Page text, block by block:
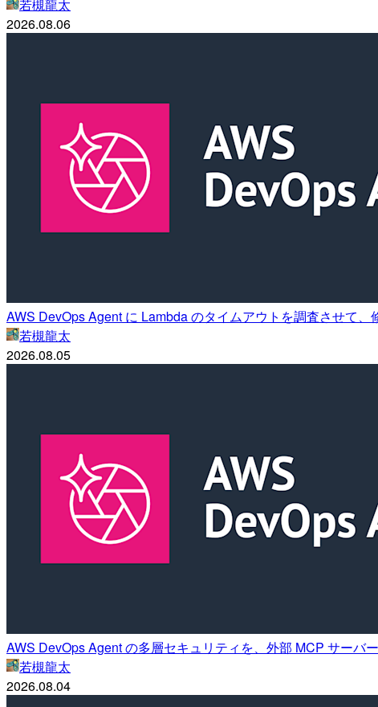
若槻龍太
2026.08.06
AWS DevOps Agent に Lambda のタイムアウトを調査させて
若槻龍太
2026.08.05
AWS DevOps Agent の多層セキュリティを、外部 MCP サーバ
若槻龍太
2026.08.04